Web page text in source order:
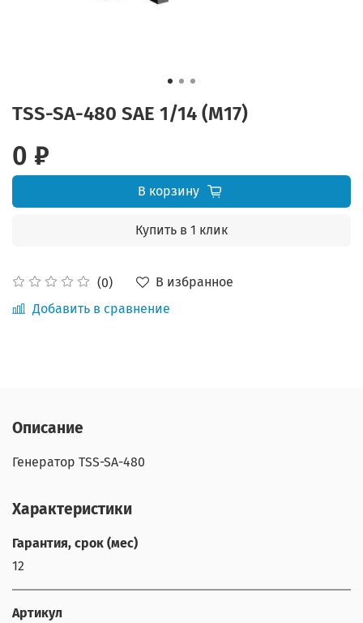
TSS-SA-480 SAE 1/14 (М17)
(0)
В избранное
Добавить в сравнение
0 ₽
В корзину
Купить в 1 клик
Описание
Генератор TSS-SA-480
Характеристики
Гарантия, срок (мес)
12
Артикул